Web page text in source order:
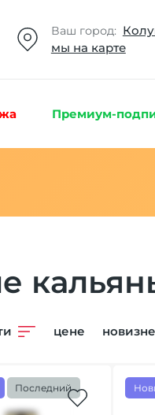
Ваш город:
мы на карте
Премиум-
цене новизне
Последний